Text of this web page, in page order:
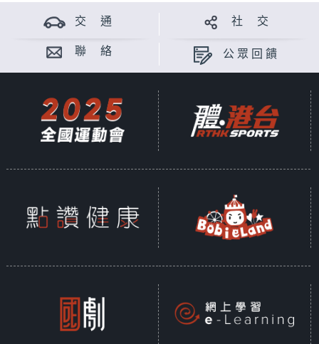
交 通 社 交
聯 絡 公眾回饋